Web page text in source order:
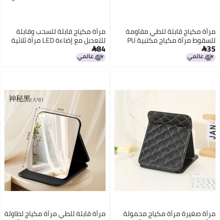
للسقوط مرآة مكياج مكتبية PU
مرآة مكياج قابلة للسحب وقابلة
للتعديل مع إضاءة LED مرآة ثلاثية
الجوانب قابلة للطي مرآة ثلاثية
الرؤية
84
مرآة قابلة للطي مرآة مكياج لطاولة